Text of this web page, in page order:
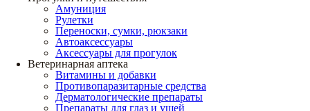
Амуниция
Рулетки
Переноски, сумки, рюкзаки
Автоаксессуары
Аксессуары для прогулок
Ветеринарная аптека
Витамины и добавки
Противопаразитарные средства
Дерматологические препараты
Препараты для глаз и ушей